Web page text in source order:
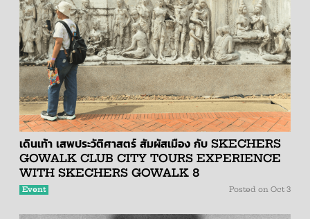
เดินเท้า เสพประวัติศาสตร์ สัมผัสเมือง กับ SKECHERS
GOWALK CLUB CITY TOURS EXPERIENCE
WITH SKECHERS GOWALK 8
Event Posted on Oct 3